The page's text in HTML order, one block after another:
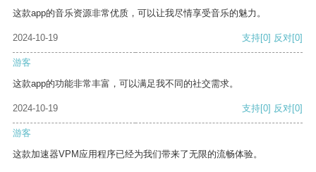
这款app的音乐资源非常优质，可以让我尽情享受音乐的魅力。
2024-10-19 支持[0] 反对[0]
游客
这款app的功能非常丰富，可以满足我不同的社交需求。
2024-10-19 支持[0] 反对[0]
游客
这款加速器VPM应用程序已经为我们带来了无限的流畅体验。